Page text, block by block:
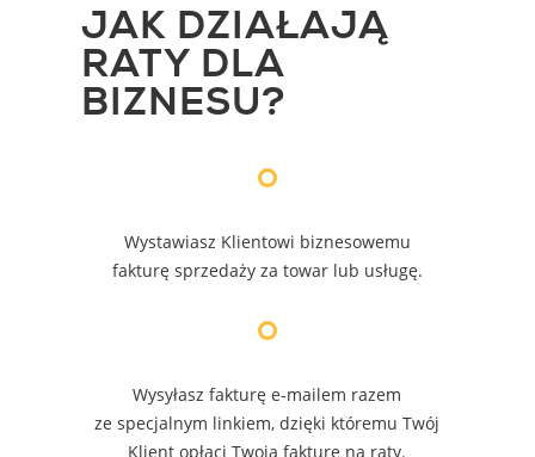
JAK DZIAŁAJĄ
RATY DLA
BIZNESU?
Wystawiasz Klientowi biznesowemu
fakturę sprzedaży za towar lub usługę.
Wysyłasz fakturę e-mailem razem
ze specjalnym linkiem, dzięki któremu Twój
Klient opłaci Twoją fakturę na raty.